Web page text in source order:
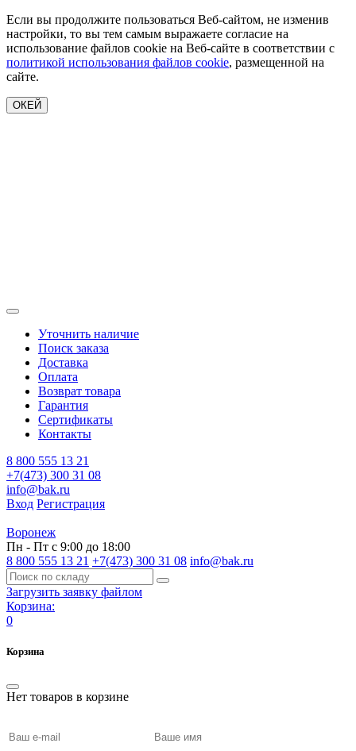
Если вы продолжите пользоваться Веб-сайтом, не изменив
настройки, то вы тем самым выражаете согласие на
использование файлов cookie на Веб-сайте в соответствии с
политикой использования файлов cookie, размещенной на
сайте.
ОКЕЙ
Уточнить наличие
Поиск заказа
Доставка
Оплата
Возврат товара
Гарантия
Сертификаты
Контакты
8 800 555 13 21
+7(473) 300 31 08
info@bak.ru
Вход Регистрация
Воронеж
Пн - Пт с 9:00 до 18:00
8 800 555 13 21 +7(473) 300 31 08 info@bak.ru
Загрузить заявку файлом
Корзина:
0
Корзина
Нет товаров в корзине